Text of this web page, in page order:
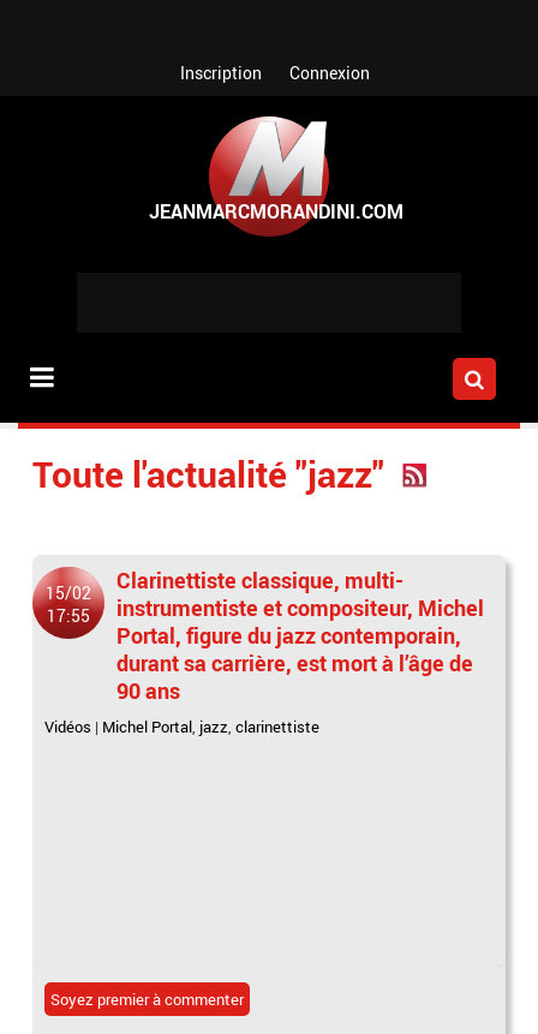
Inscription Connexion
Toute l'actualité "jazz"
15/02
17:55
Clarinettiste classique, multi-
instrumentiste et compositeur, Michel
Portal, figure du jazz contemporain,
durant sa carrière, est mort à l’âge de
90 ans
Vidéos | Michel Portal, jazz,clarinettiste
Soyez premier à commenter